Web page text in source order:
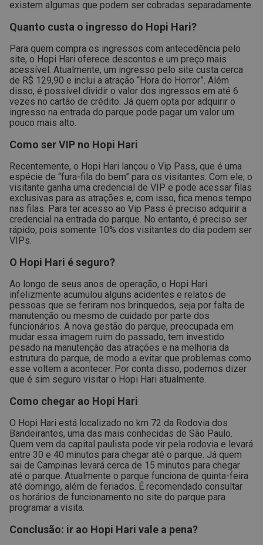
existem algumas que podem ser cobradas separadamente.
Quanto custa o ingresso do Hopi Hari?
Para quem compra os ingressos com antecedência pelo
site, o Hopi Hari oferece descontos e um preço mais
acessível. Atualmente, um ingresso pelo site custa cerca
de R$ 129,90 e inclui a atração “Hora do Horror”. Além
disso, é possível dividir o valor dos ingressos em até 6
vezes no cartão de crédito. Já quem opta por adquirir o
ingresso na entrada do parque pode pagar um valor um
pouco mais alto.
Como ser VIP no Hopi Hari
Recentemente, o Hopi Hari lançou o Vip Pass, que é uma
espécie de “fura-fila do bem” para os visitantes. Com ele, o
visitante ganha uma credencial de VIP e pode acessar filas
exclusivas para as atrações e, com isso, fica menos tempo
nas filas. Para ter acesso ao Vip Pass é preciso adquirir a
credencial na entrada do parque. No entanto, é preciso ser
rápido, pois somente 10% dos visitantes do dia podem ser
VIPs.
O Hopi Hari é seguro?
Ao longo de seus anos de operação, o Hopi Hari
infelizmente acumulou alguns acidentes e relatos de
pessoas que se feriram nos brinquedos, seja por falta de
manutenção ou mesmo de cuidado por parte dos
funcionários. A nova gestão do parque, preocupada em
mudar essa imagem ruim do passado, tem investido
pesado na manutenção das atrações e na melhoria da
estrutura do parque, de modo a evitar que problemas como
esse voltem a acontecer. Por conta disso, podemos dizer
que é sim seguro visitar o Hopi Hari atualmente.
Como chegar ao Hopi Hari
O Hopi Hari está localizado no km 72 da Rodovia dos
Bandeirantes, uma das mais conhecidas de São Paulo.
Quem vem da capital paulista pode vir pela rodovia e levará
entre 30 e 40 minutos para chegar até o parque. Já quem
sai de Campinas levará cerca de 15 minutos para chegar
até o parque. Atualmente o parque funciona de quinta-feira
até domingo, além de feriados. É recomendado consultar
os horários de funcionamento no site do parque para
programar a visita.
Conclusão: ir ao Hopi Hari vale a pena?